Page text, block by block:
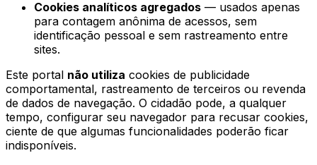
Cookies analíticos agregados — usados apenas
para contagem anônima de acessos, sem
identificação pessoal e sem rastreamento entre
sites.
Este portal não utiliza cookies de publicidade
comportamental, rastreamento de terceiros ou revenda
de dados de navegação. O cidadão pode, a qualquer
tempo, configurar seu navegador para recusar cookies,
ciente de que algumas funcionalidades poderão ficar
indisponíveis.